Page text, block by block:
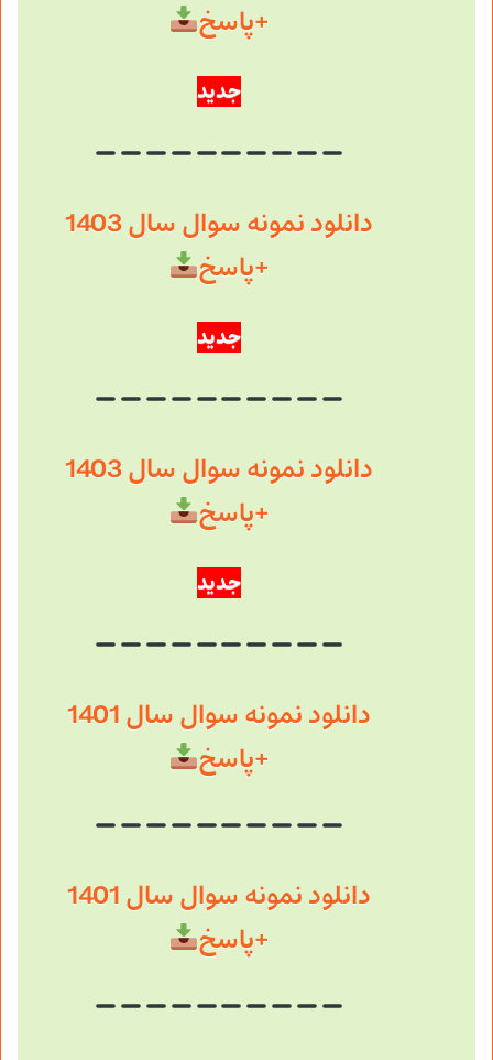
+پاسخ
جدید
دانلود نمونه سوال سال 1403
+پاسخ
جدید
دانلود نمونه سوال سال 1403
+پاسخ
جدید
دانلود نمونه سوال سال 1401
+پاسخ
دانلود نمونه سوال سال 1401
+پاسخ